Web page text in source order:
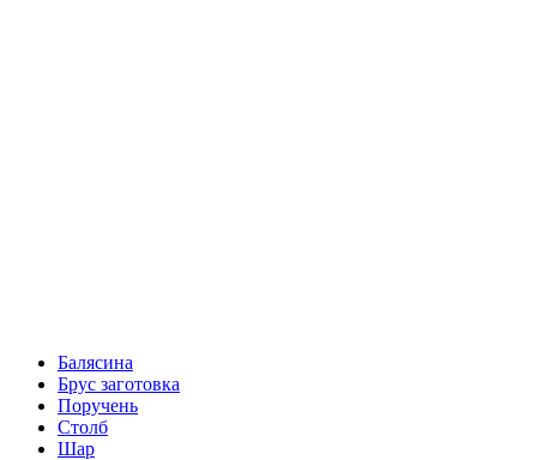
Балясина
Брус заготовка
Поручень
Столб
Шар